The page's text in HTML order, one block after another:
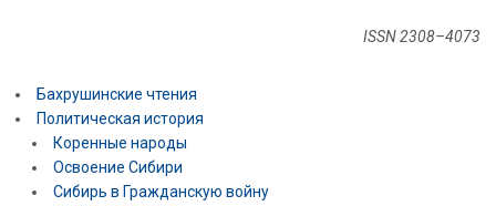
ISSN 2308–4073
Бахрушинские чтения
Политическая история
Коренные народы
Освоение Сибири
Сибирь в Гражданскую войну